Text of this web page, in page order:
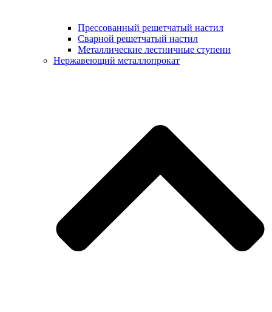
Прессованный решетчатый настил
Сварной решетчатый настил
Металлические лестничные ступени
Нержавеющий металлопрокат